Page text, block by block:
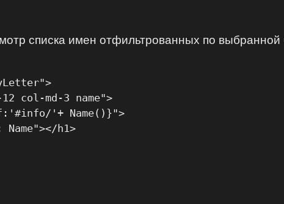
списка имен отфильтрованных по выбранной
col-md-3 name">
'+ Name()}">
Name"></h1>